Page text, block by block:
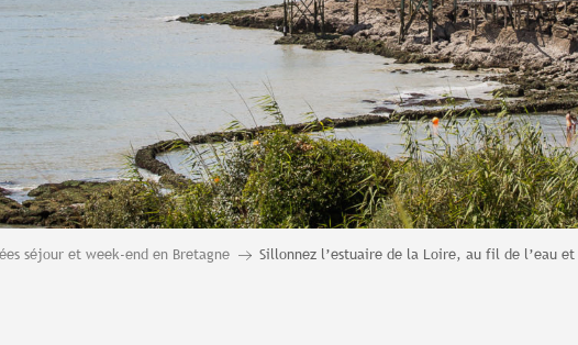
séjour et week-end en Bretagne Sillonnez l’estuaire de la Loire, au fil de l’eau